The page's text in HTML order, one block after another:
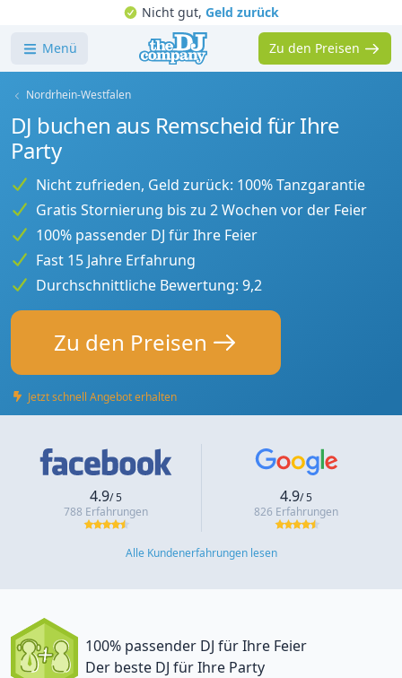
Nicht gut,Geld zurück
Menü Zu den Preisen
Nordrhein-Westfalen
DJ buchen aus Remscheid für Ihre
Party
Nicht zufrieden, Geld zurück: 100% Tanzgarantie
Gratis Stornierung bis zu 2 Wochen vor der Feier
100% passender DJ für Ihre Feier
Fast 15 Jahre Erfahrung
Durchschnittliche Bewertung: 9,2
Zu den Preisen
Jetzt schnell Angebot erhalten
4.9/ 5
788 Erfahrungen
4.9/ 5
826 Erfahrungen
Alle Kundenerfahrungen lesen
100% passender DJ für Ihre Feier
Der beste DJ für Ihre Party